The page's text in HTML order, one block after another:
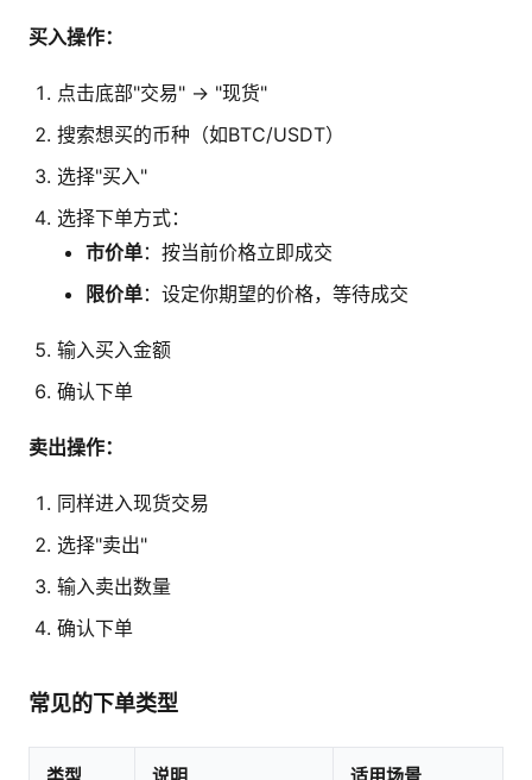
买入操作：
点击底部"交易" → "现货"
搜索想买的币种（如BTC/USDT）
选择"买入"
选择下单方式：
市价单：按当前价格立即成交
限价单：设定你期望的价格，等待成交
输入买入金额
确认下单
卖出操作：
同样进入现货交易
选择"卖出"
输入卖出数量
确认下单
常见的下单类型